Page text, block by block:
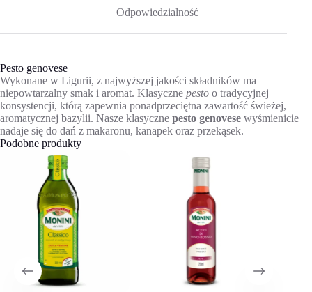
Odpowiedzialność
Pesto genovese
Wykonane w Ligurii, z najwyższej jakości składników ma
niepowtarzalny smak i aromat. Klasyczne pesto o tradycyjnej
konsystencji, którą zapewnia ponadprzeciętna zawartość świeżej,
aromatycznej bazylii. Nasze klasyczne pesto genovese wyśmienicie
nadaje się do dań z makaronu, kanapek oraz przekąsek.
Podobne produkty